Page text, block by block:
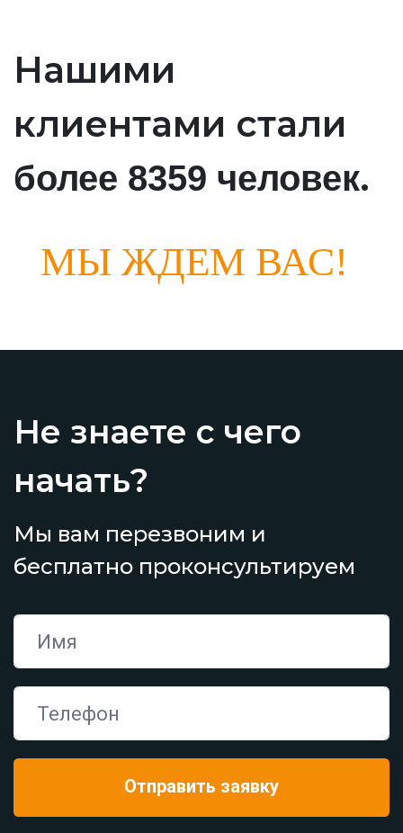
Нашими
клиентами стали
более 8359 человек.
МЫ ЖДЕМ ВАС!
Не знаете с чего
начать?
Мы вам перезвоним и
бесплатно проконсультируем